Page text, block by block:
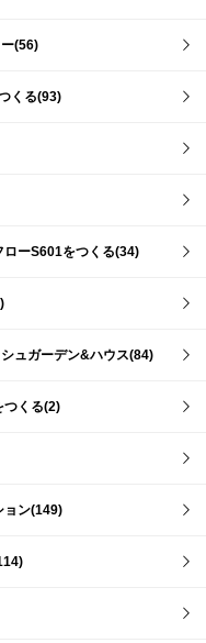
(56)
くる(93)
ローS601をつくる(34)
ュガーデン&ハウス(84)
つくる(2)
ョン(149)